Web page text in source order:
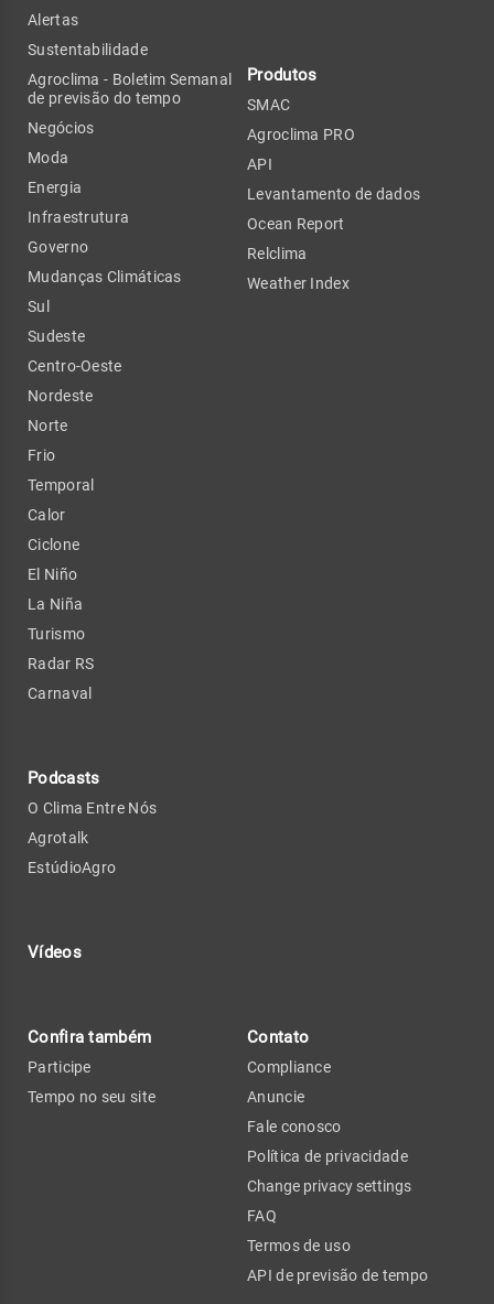
Alertas
Sustentabilidade
Agroclima - Boletim Semanal
de previsão do tempo
Negócios
Moda
Energia
Infraestrutura
Governo
Mudanças Climáticas
Sul
Sudeste
Centro-Oeste
Nordeste
Norte
Frio
Temporal
Calor
Ciclone
El Niño
La Niña
Turismo
Radar RS
Carnaval
Podcasts
O Clima Entre Nós
Agrotalk
EstúdioAgro
Vídeos
Produtos
SMAC
Agroclima PRO
API
Levantamento de dados
Ocean Report
Relclima
Weather Index
Confira também
Participe
Tempo no seu site
Contato
Compliance
Anuncie
Fale conosco
Política de privacidade
Change privacy settings
FAQ
Termos de uso
API de previsão de tempo